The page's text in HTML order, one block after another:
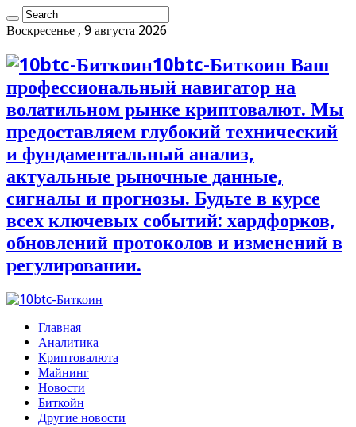
Воскресенье , 9 августа 2026
10btc-Биткоин Ваш
профессиональный навигатор на
волатильном рынке криптовалют. Мы
предоставляем глубокий технический
и фундаментальный анализ,
актуальные рыночные данные,
сигналы и прогнозы. Будьте в курсе
всех ключевых событий: хардфорков,
обновлений протоколов и изменений в
регулировании.
Главная
Аналитика
Криптовалюта
Майнинг
Новости
Биткойн
Другие новости